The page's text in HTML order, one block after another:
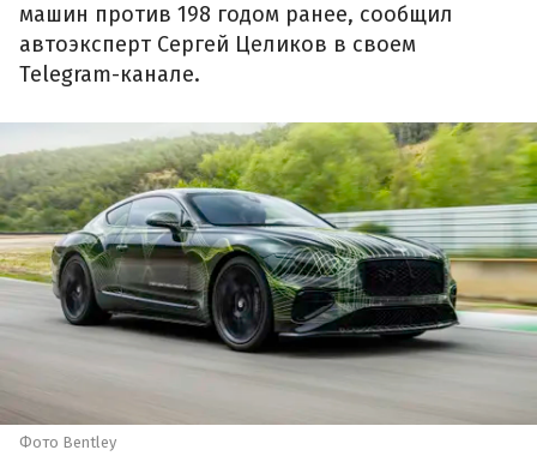
машин против 198 годом ранее, сообщил
автоэксперт Сергей Целиков в своем
Telegram-канале.
Фото Bentley